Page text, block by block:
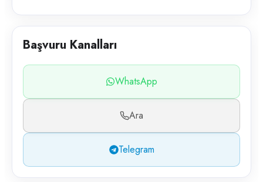
Başvuru Kanalları
WhatsApp
Ara
Telegram